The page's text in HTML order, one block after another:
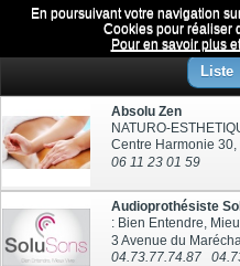
En poursuivant votre navigation
Cookies pour réaliser
Pour en savoir plus
Liste
Absolu Zen
NATURO-
06 11 23 01 59
Audioprothésiste
: Bien Entendre,
04.73.77.74.87